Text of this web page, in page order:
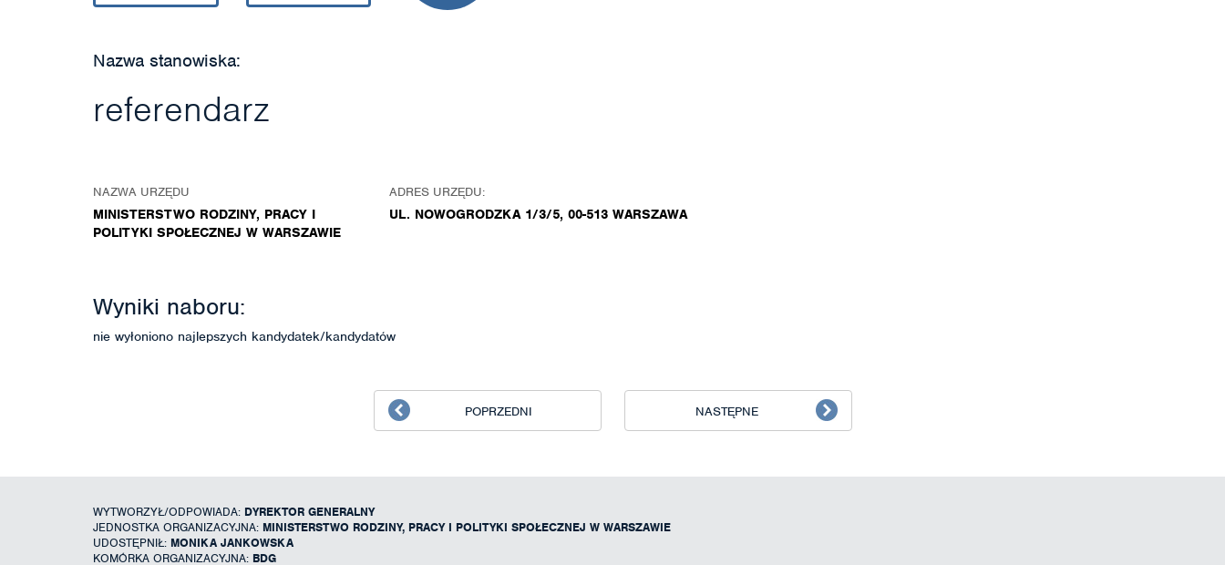
Nazwa stanowiska:
referendarz
NAZWA URZĘDU
MINISTERSTWO RODZINY, PRACY I
POLITYKI SPOŁECZNEJ W WARSZAWIE
ADRES URZĘDU:
UL. NOWOGRODZKA 1/3/5, 00-513 WARSZAWA
Wyniki naboru:
nie wyłoniono najlepszych kandydatek/kandydatów
POPRZEDNI NASTĘPNE
WYTWORZYŁ/ODPOWIADA: DYREKTOR GENERALNY
JEDNOSTKA ORGANIZACYJNA: MINISTERSTWO RODZINY, PRACY I POLITYKI SPOŁECZNEJ W WARSZAWIE
UDOSTĘPNIŁ: MONIKA JANKOWSKA
KOMÓRKA ORGANIZACYJNA: BDG